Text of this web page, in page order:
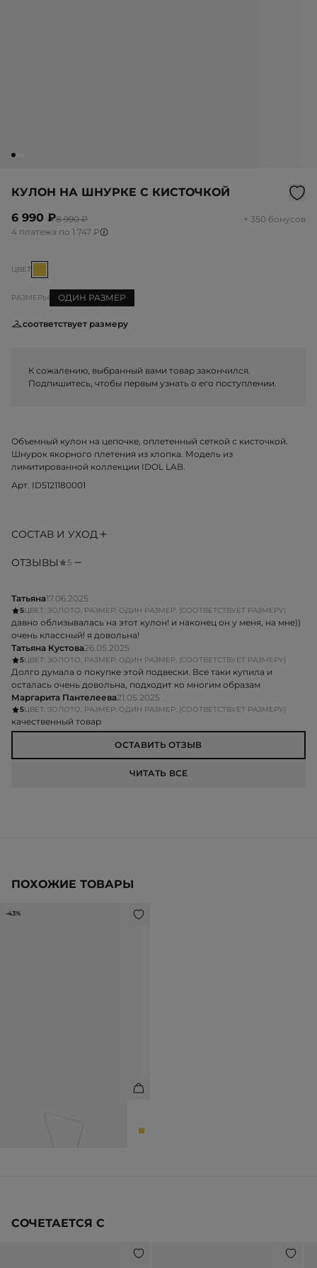
КУЛОН НА ШНУРКЕ С КИСТОЧКОЙ
6 990 ₽8 990 ₽
+ 350 бонусов
4 платежа по 1 747 ₽
ЦВЕТ
РАЗМЕРЫ ОДИН РАЗМЕР
соответствует размеру
К сожалению, выбранный вами товар закончился.
Подпишитесь, чтобы первым узнать о его поступлении.
Объемный кулон на цепочке, оплетенный сеткой с кисточкой.
Шнурок якорного плетения из хлопка. Модель из
лимитированной коллекции IDOL LAB.
Арт. ID5121180001
СОСТАВ И УХОД
ОТЗЫВЫ 5
Татьяна17.06.2025
5ЦВЕТ: ЗОЛОТО, РАЗМЕР: ОДИН РАЗМЕР, (СООТВЕТСТВУЕТ РАЗМЕРУ)
давно облизывалась на этот кулон! и наконец он у меня, на мне))
очень классный! я довольна!
Татьяна Кустова26.05.2025
5ЦВЕТ: ЗОЛОТО, РАЗМЕР: ОДИН РАЗМЕР, (СООТВЕТСТВУЕТ РАЗМЕРУ)
Долго думала о покупке этой подвески. Все таки купила и
осталась очень довольна, подходит ко многим образам
Маргарита Пантелеева21.05.2025
5ЦВЕТ: ЗОЛОТО, РАЗМЕР: ОДИН РАЗМЕР, (СООТВЕТСТВУЕТ РАЗМЕРУ)
качественный товар
ОСТАВИТЬ ОТЗЫВ
ЧИТАТЬ ВСЕ
СОЧЕТАЕТСЯ С
ПОХОЖИЕ ТОВАРЫ
-43%
ОЖЕРЕЛЬЕ РЕГУЛИРУЕМОЕ С
ПОДВЕСКОЙ